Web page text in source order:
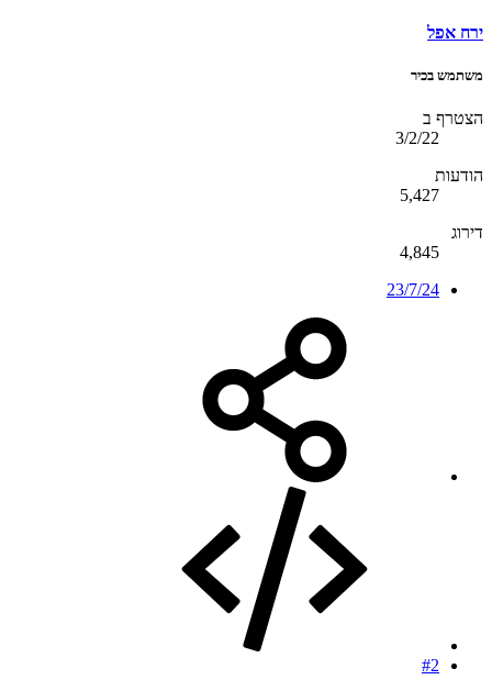
ירח אפל
משתמש בכיר
הצטרף ב
3/2/22
הודעות
5,427
דירוג
4,845
23/7/24
#2